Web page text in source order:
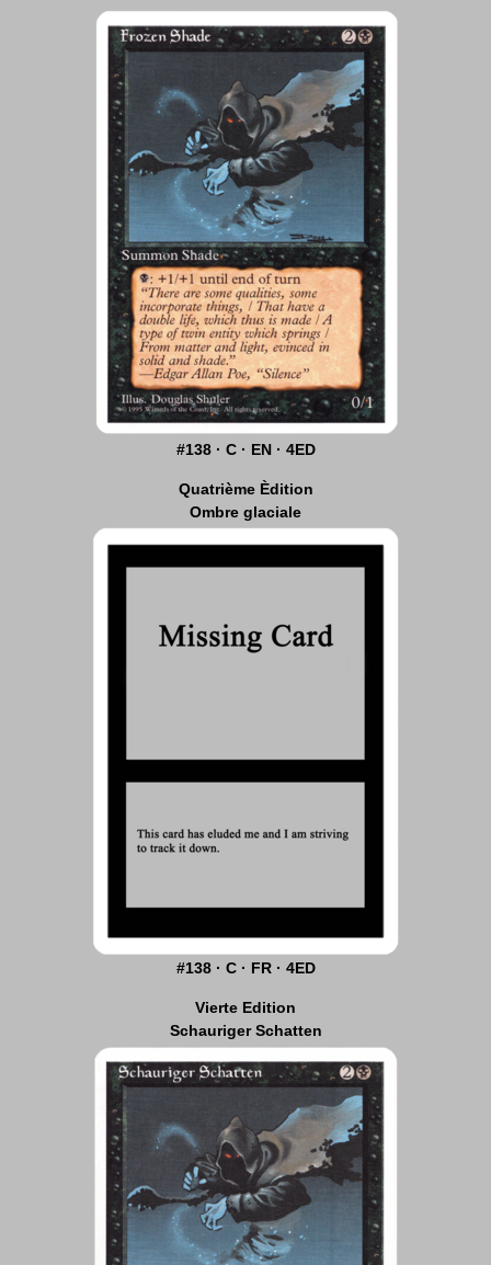
#138 · C · EN · 4ED
Quatrième Èdition
Ombre glaciale
#138 · C · FR · 4ED
Vierte Edition
Schauriger Schatten